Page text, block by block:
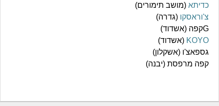
כדיתא (מושב תימורים)
צ'וראסקו (גדרה)
Gקפה (אשדוד)
KOYO (אשדוד)
גספאצ'ו (אשקלון)
קפה מרפסת (יבנה)